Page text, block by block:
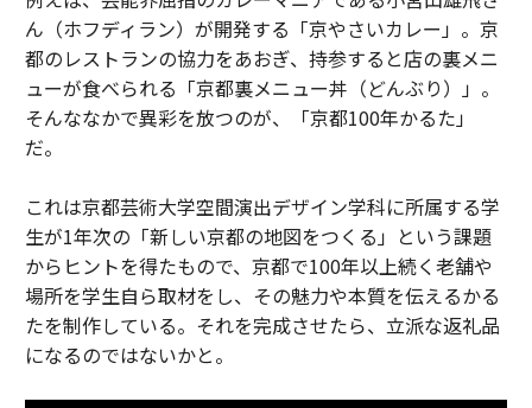
ん（ホフディラン）が開発する「京やさいカレー」。京
都のレストランの協力をあおぎ、持参すると店の裏メニ
ューが食べられる「京都裏メニュー丼（どんぶり）」。
そんななかで異彩を放つのが、「京都100年かるた」
だ。
これは京都芸術大学空間演出デザイン学科に所属する学
生が1年次の「新しい京都の地図をつくる」という課題
からヒントを得たもので、京都で100年以上続く老舗や
場所を学生自ら取材をし、その魅力や本質を伝えるかる
たを制作している。それを完成させたら、立派な返礼品
になるのではないかと。